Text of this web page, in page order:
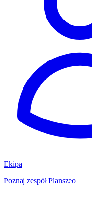
Ekipa
Poznaj zespół Planszeo